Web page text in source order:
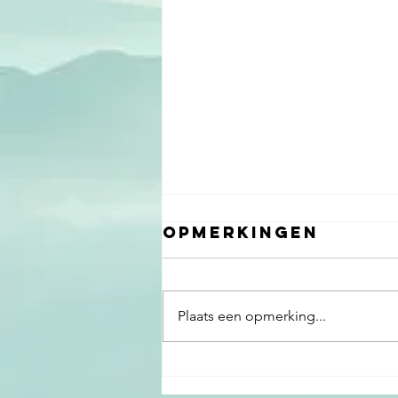
voor TNO over
Opmerkingen
Plaats een opmerking...